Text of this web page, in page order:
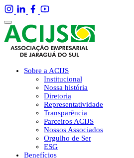
Sobre a ACIJS
Institucional
Nossa história
Diretoria
Representatividade
Transparência
Parceiros ACIJS
Nossos Associados
Orgulho de Ser
ESG
Benefícios